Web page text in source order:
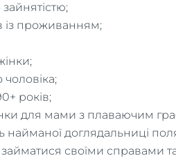
із проживанням;
чоловіка;
років;
для мами з плаваючим
найманої доглядальниці
своїми справами